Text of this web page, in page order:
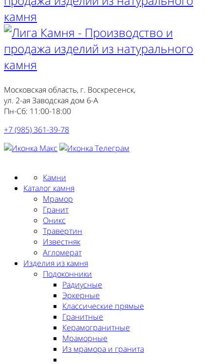
Московская область, г. Воскресенск,
ул. 2-ая Заводская дом 6-А
Пн-Сб: 11:00-18:00
+7 (985) 361-39-78
Камни
Каталог камня
Мрамор
Гранит
Оникс
Травертин
Известняк
Агломерат
Изделия из камня
Подоконники
Радиусные
Эркерные
Классические прямые
Гранитные
Керамогранитные
Мраморные
Из мрамора и гранита